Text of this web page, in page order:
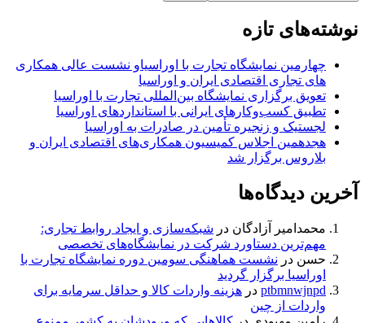
نوشته‌های تازه
چهارمین نمایشگاه تجارت با اوراسیاو نشست عالی همکاری
های تجاری اقتصادی ایران و اوراسیا
تعویق برگزاری نمایشگاه بین‌المللی تجارت با اوراسیا
تطبیق کسب‌وکارهای ایرانی با استانداردهای اوراسیا
لجستیک و زنجیره تأمین در صادرات به اوراسیا
هجدهمین اجلاس کمیسیون همکاری‌های اقتصادی ایران و
بلاروس برگزار شد
آخرین دیدگاه‌ها
محمدامیر آزادگان در شبکه‌سازی و ایجاد روابط تجاری:
مهم‌ترین دستاورد شرکت در نمایشگاه‌های تخصصی
حسن در نشست هماهنگی سومین دوره نمایشگاه تجارت با
اوراسیا برگزار گردید
ptbmnwjnpd در هزینه واردات کالا و حداقل سرمایه برای
واردات از چین